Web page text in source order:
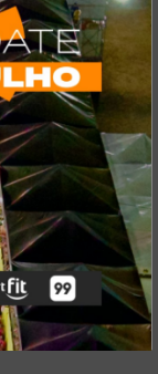
em Fortaleza
para
mais
com